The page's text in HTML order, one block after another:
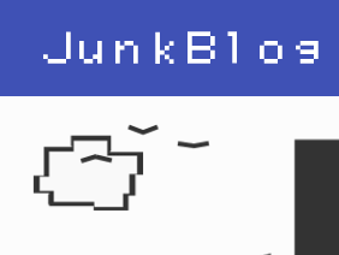
ＪｕｎｋＢｌｏｇ